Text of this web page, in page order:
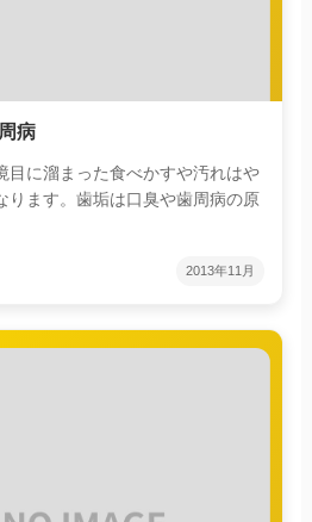
病
目に溜まった食べかすや汚れはや
ります。歯垢は口臭や歯周病の原
2013年11月